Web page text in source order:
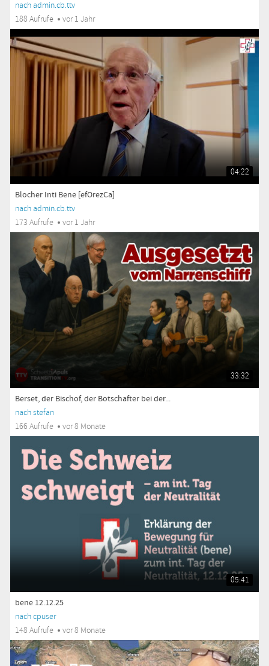
nach admin.cb.ttv
188 Aufrufe
vor 1 Jahr
04:22
Blocher Inti Bene [efOrezCa]
nach admin.cb.ttv
173 Aufrufe
vor 1 Jahr
33:32
Berset, der Bischof, der Botschafter bei der...
nach stefan
166 Aufrufe
vor 8 Monate
05:41
bene 12.12.25
nach cpuser
148 Aufrufe
vor 8 Monate